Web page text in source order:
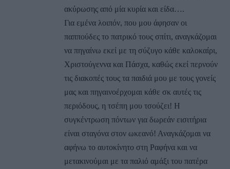
ακύρωσης από μία κυρία και είδα….
Για εμένα λοιπόν, που μου άφησαν οι
παππούδες το πατρικό τους σπίτι, αναγκάζομαι
να πηγαίνω εκεί με τη σύζυγο κάθε καλοκαίρι,
Χριστούγεννα και Πάσχα, καθώς εκεί περνούν
τις διακοπές τους τα παιδιά μου με τους γονείς
μας και πηγαινοέρχομαι κάθε σκ αυτές τις
περιόδους, η τσέπη μου τσούζει! Η
συγκέντρωση πόντων για δωρεάν εισιτήρια
είναι σταγόνα στον ωκεανό! Αναγκάζομαι να
αφήνω το αυτοκίνητο στη Ραφήνα και να
μετακινούμαι με τα παλιό αμάξι του πατέρα